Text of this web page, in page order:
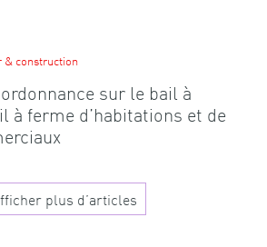
construction
sur le bail à
à ferme d’habitations et de
plus d’articles